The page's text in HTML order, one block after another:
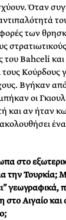
Όταν
των
του Bahceli
τους Κούρδους
Βγήκαν από
οι
και αν ήταν
ένα
στο
την Τουρκία;
γεωγραφικά,
στο Αιγαίο